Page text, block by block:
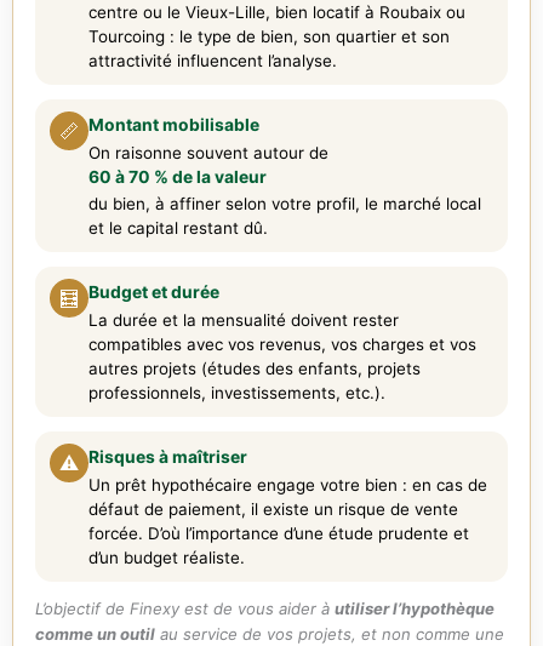
centre ou le Vieux-Lille, bien locatif à Roubaix ou
Tourcoing : le type de bien, son quartier et son
attractivité influencent l’analyse.
📏 Montant mobilisable
On raisonne souvent autour de
60 à 70 % de la valeur
du bien, à affiner selon votre profil, le marché local
et le capital restant dû.
🧮
Budget et durée
La durée et la mensualité doivent rester
compatibles avec vos revenus, vos charges et vos
autres projets (études des enfants, projets
professionnels, investissements, etc.).
⚠️ Risques à maîtriser
Un prêt hypothécaire engage votre bien : en cas de
défaut de paiement, il existe un risque de vente
forcée. D’où l’importance d’une étude prudente et
d’un budget réaliste.
L’objectif de Finexy est de vous aider à utiliser l’hypothèque
comme un outil au service de vos projets, et non comme une